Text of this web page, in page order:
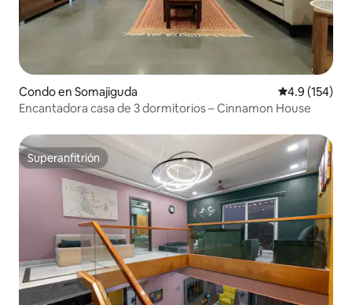
Condo en Somajiguda Calificación
4.9 (154)
Encantadora casa de 3 dormitorios – Cinnamon House
Superanfitrión
Superanfitrión